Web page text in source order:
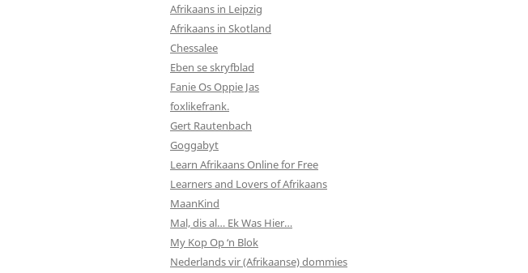
Afrikaans in Leipzig
Afrikaans in Skotland
Chessalee
Eben se skryfblad
Fanie Os Oppie Jas
foxlikefrank.
Gert Rautenbach
Goggabyt
Learn Afrikaans Online for Free
Learners and Lovers of Afrikaans
MaanKind
Mal, dis al… Ek Was Hier…
My Kop Op ‘n Blok
Nederlands vir (Afrikaanse) dommies